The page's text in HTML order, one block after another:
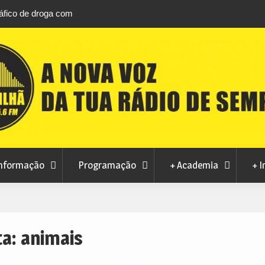
de droga com
fluvial este fim de semana
Programação + Academia +
animais